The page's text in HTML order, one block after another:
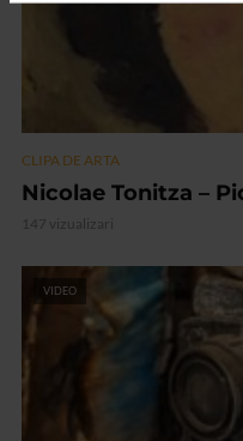
CLIPA DE ARTA
Nicolae Tonitza –
147 vizualizari
VIDEO